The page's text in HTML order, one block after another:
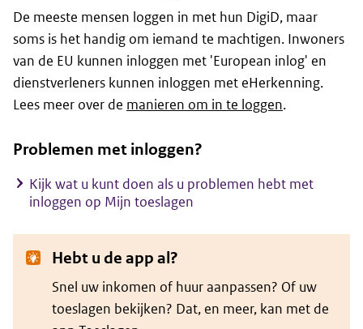
De meeste mensen loggen in met hun DigiD, maar
soms is het handig om iemand te machtigen. Inwoners
van de EU kunnen inloggen met 'European inlog' en
dienstverleners kunnen inloggen met eHerkenning.
Lees meer over de manieren om in te loggen.
Problemen met inloggen?
Kijk wat u kunt doen als u problemen hebt met
inloggen op Mijn toeslagen
Hebt u de app al?
Snel uw inkomen of huur aanpassen? Of uw
toeslagen bekijken? Dat, en meer, kan met de